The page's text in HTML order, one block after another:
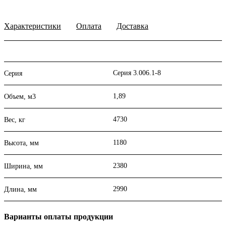
Характеристики Оплата Доставка
Серия Серия 3.006.1-8
Объем, м3 1,89
Вес, кг 4730
Высота, мм 1180
Ширина, мм 2380
Длина, мм 2990
Варианты оплаты продукции